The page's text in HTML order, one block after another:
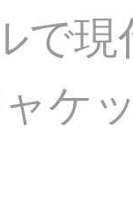
で現
ケ